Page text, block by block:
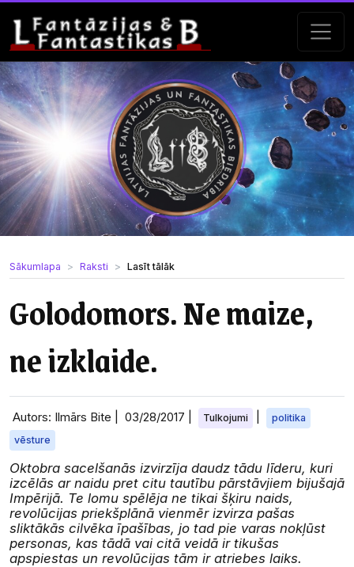
Sākumlapa Raksti Lasīt tālāk
Golodomors. Ne maize,
ne izklaide.
Autors: Ilmārs Bite | 03/28/2017 Tulkojumi
politika
vēsture
Oktobra sacelšanās izvirzīja daudz tādu līderu, kuri
izcēlās ar naidu pret citu tautību pārstāvjiem bijušajā
Impērijā. Te lomu spēlēja ne tikai šķiru naids,
revolūcijas priekšplānā vienmēr izvirza pašas
sliktākās cilvēka īpašības, jo tad pie varas nokļūst
personas, kas tādā vai citā veidā ir tikušas
apspiestas un revolūcijas tām ir atriebes laiks.